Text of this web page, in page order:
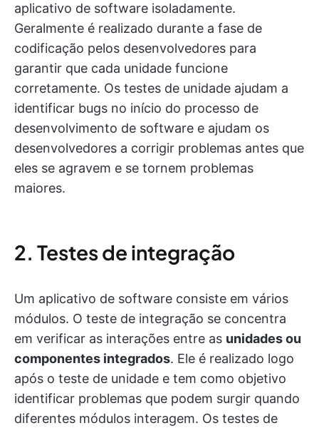
aplicativo de software isoladamente.
Geralmente é realizado durante a fase de
codificação pelos desenvolvedores para
garantir que cada unidade funcione
corretamente. Os testes de unidade ajudam a
identificar bugs no início do processo de
desenvolvimento de software e ajudam os
desenvolvedores a corrigir problemas antes que
eles se agravem e se tornem problemas
maiores.
2. Testes de integração
Um aplicativo de software consiste em vários
módulos. O teste de integração se concentra
em verificar as interações entre as unidades ou
componentes integrados. Ele é realizado logo
após o teste de unidade e tem como objetivo
identificar problemas que podem surgir quando
diferentes módulos interagem. Os testes de